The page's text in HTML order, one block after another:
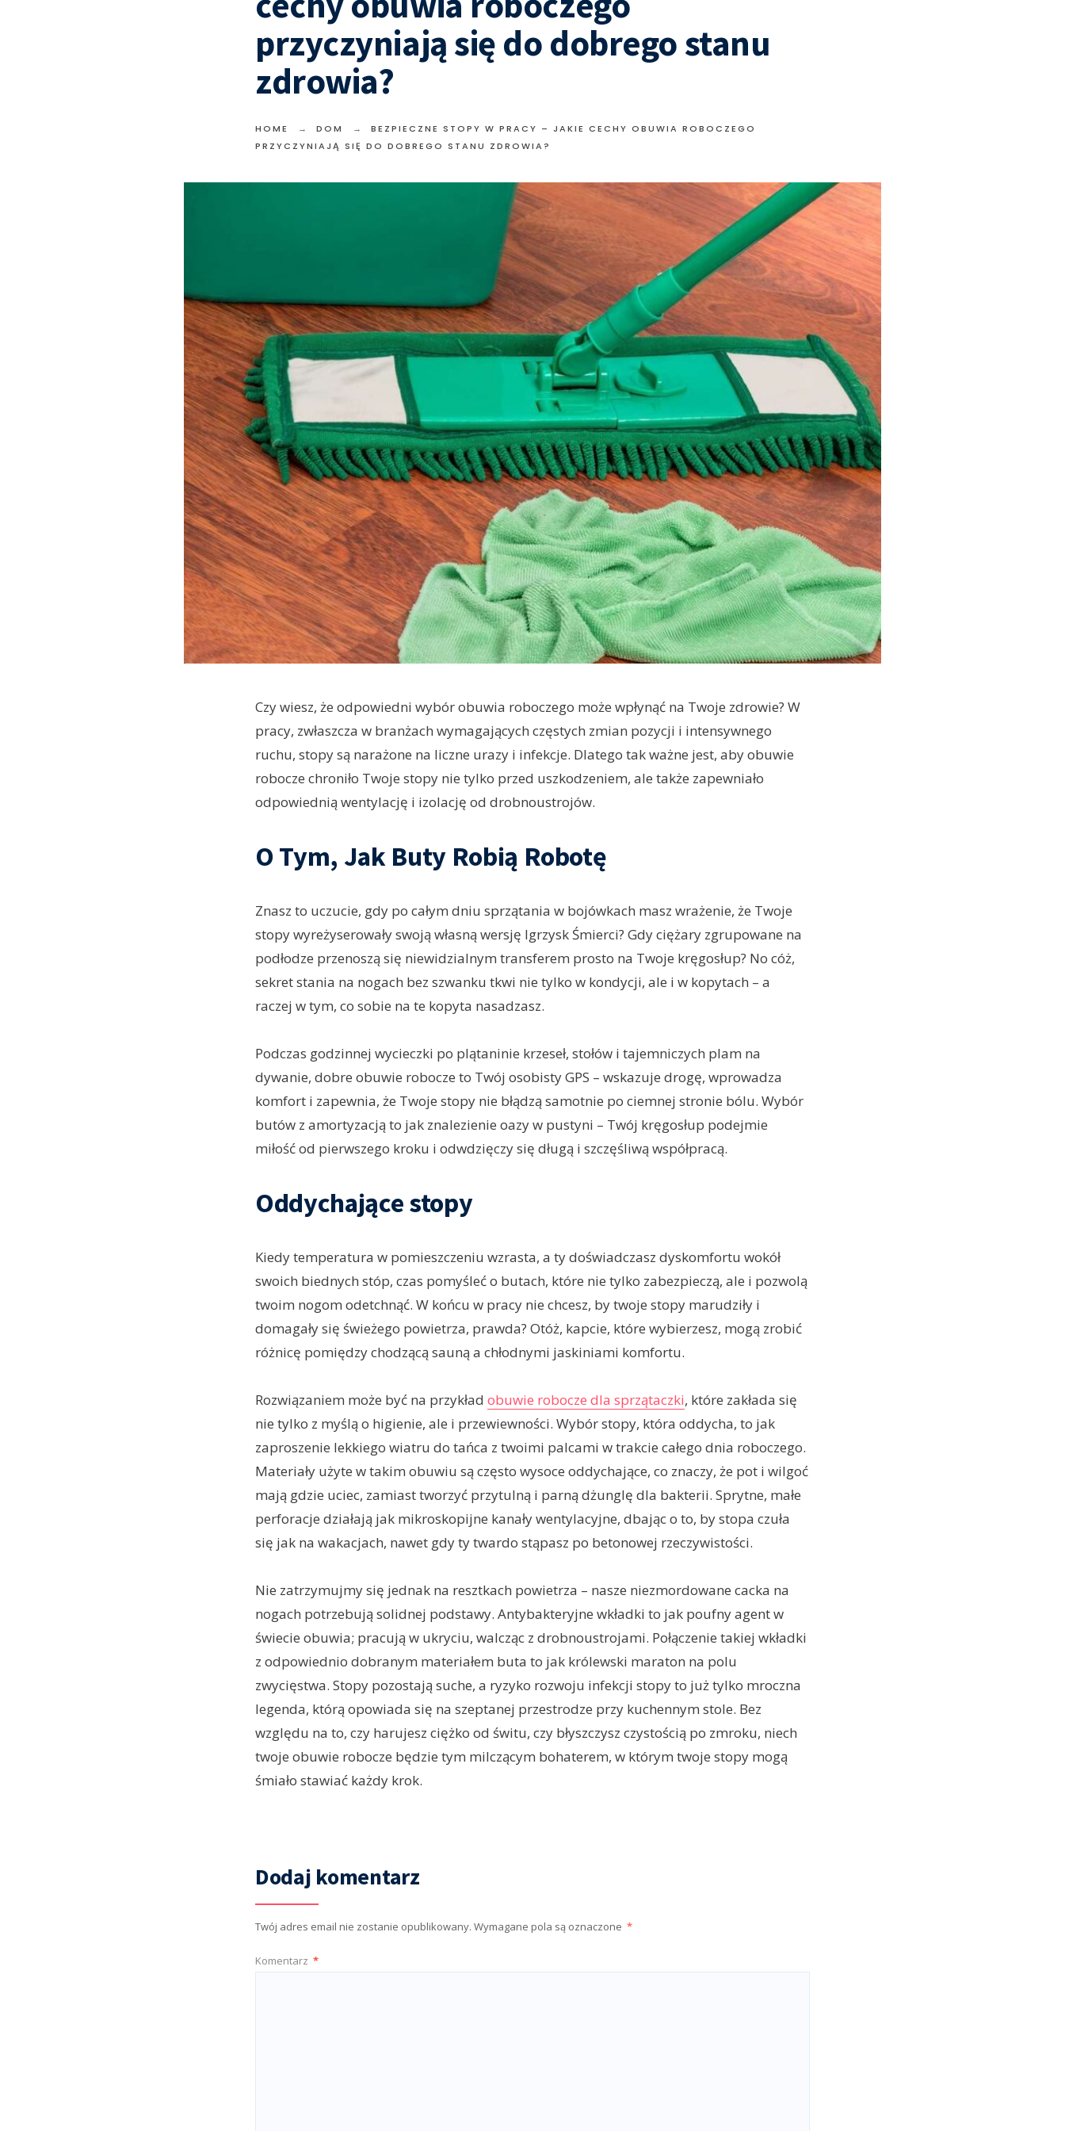
przyczyniają się do dobrego stanu
zdrowia?
HOME DOM
BEZPIECZNE STOPY W PRACY – JAKIE CECHY OBUWIA ROBOCZEGO
PRZYCZYNIAJĄ SIĘ DO DOBREGO STANU ZDROWIA?
Czy wiesz, że odpowiedni wybór obuwia roboczego może wpłynąć na Twoje zdrowie? W
pracy, zwłaszcza w branżach wymagających częstych zmian pozycji i intensywnego
ruchu, stopy są narażone na liczne urazy i infekcje. Dlatego tak ważne jest, aby obuwie
robocze chroniło Twoje stopy nie tylko przed uszkodzeniem, ale także zapewniało
odpowiednią wentylację i izolację od drobnoustrojów.
O Tym, Jak Buty Robią Robotę
Znasz to uczucie, gdy po całym dniu sprzątania w bojówkach masz wrażenie, że Twoje
stopy wyreżyserowały swoją własną wersję Igrzysk Śmierci? Gdy ciężary zgrupowane na
podłodze przenoszą się niewidzialnym transferem prosto na Twoje kręgosłup? No cóż,
sekret stania na nogach bez szwanku tkwi nie tylko w kondycji, ale i w kopytach – a
raczej w tym, co sobie na te kopyta nasadzasz.
Podczas godzinnej wycieczki po plątaninie krzeseł, stołów i tajemniczych plam na
dywanie, dobre obuwie robocze to Twój osobisty GPS – wskazuje drogę, wprowadza
komfort i zapewnia, że Twoje stopy nie błądzą samotnie po ciemnej stronie bólu. Wybór
butów z amortyzacją to jak znalezienie oazy w pustyni – Twój kręgosłup podejmie
miłość od pierwszego kroku i odwdzięczy się długą i szczęśliwą współpracą.
Oddychające stopy
Kiedy temperatura w pomieszczeniu wzrasta, a ty doświadczasz dyskomfortu wokół
swoich biednych stóp, czas pomyśleć o butach, które nie tylko zabezpieczą, ale i pozwolą
twoim nogom odetchnąć. W końcu w pracy nie chcesz, by twoje stopy marudziły i
domagały się świeżego powietrza, prawda? Otóż, kapcie, które wybierzesz, mogą zrobić
różnicę pomiędzy chodzącą sauną a chłodnymi jaskiniami komfortu.
Rozwiązaniem może być na przykład obuwie robocze dla sprzątaczki, które zakłada się
nie tylko z myślą o higienie, ale i przewiewności. Wybór stopy, która oddycha, to jak
zaproszenie lekkiego wiatru do tańca z twoimi palcami w trakcie całego dnia roboczego.
Materiały użyte w takim obuwiu są często wysoce oddychające, co znaczy, że pot i wilgoć
mają gdzie uciec, zamiast tworzyć przytulną i parną dżunglę dla bakterii. Sprytne, małe
perforacje działają jak mikroskopijne kanały wentylacyjne, dbając o to, by stopa czuła
się jak na wakacjach, nawet gdy ty twardo stąpasz po betonowej rzeczywistości.
Nie zatrzymujmy się jednak na resztkach powietrza – nasze niezmordowane cacka na
nogach potrzebują solidnej podstawy. Antybakteryjne wkładki to jak poufny agent w
świecie obuwia; pracują w ukryciu, walcząc z drobnoustrojami. Połączenie takiej wkładki
z odpowiednio dobranym materiałem buta to jak królewski maraton na polu
zwycięstwa. Stopy pozostają suche, a ryzyko rozwoju infekcji stopy to już tylko mroczna
legenda, którą opowiada się na szeptanej przestrodze przy kuchennym stole. Bez
względu na to, czy harujesz ciężko od świtu, czy błyszczysz czystością po zmroku, niech
twoje obuwie robocze będzie tym milczącym bohaterem, w którym twoje stopy mogą
śmiało stawiać każdy krok.
Dodaj komentarz
Twój adres email nie zostanie opublikowany. Wymagane pola są oznaczone *
Komentarz *